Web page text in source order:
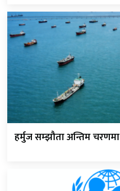
हर्मुज सम्झौता अन्तिम चरणमा